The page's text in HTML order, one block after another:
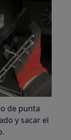
de punta
y sacar el